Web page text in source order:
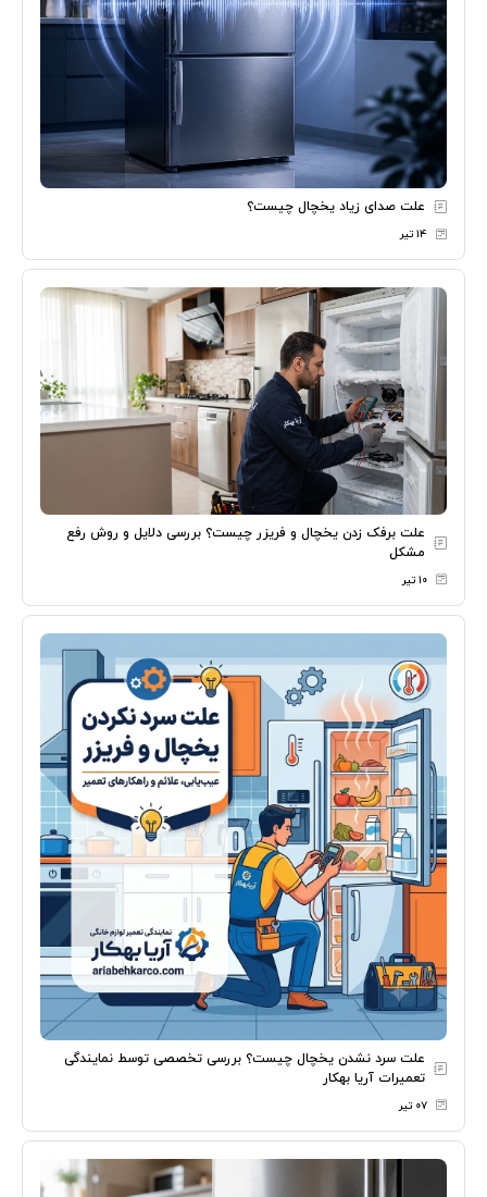
علت صدای زیاد یخچال چیست؟
۱۴ تیر
علت برفک زدن یخچال و فریزر چیست؟ بررسی دلایل و روش رفع
مشکل
۱۰ تیر
علت سرد نشدن یخچال چیست؟ بررسی تخصصی توسط نمایندگی
تعمیرات آریا بهکار
۰۷ تیر